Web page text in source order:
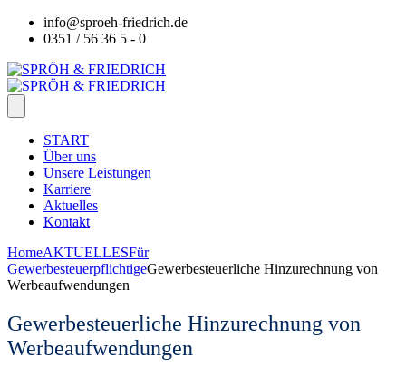
info@sproeh-friedrich.de
0351 / 56 36 5 - 0
START
Über uns
Unsere Leistungen
Karriere
Aktuelles
Kontakt
HomeAKTUELLESFür
GewerbesteuerpflichtigeGewerbesteuerliche Hinzurechnung von
Werbeaufwendungen
Gewerbesteuerliche Hinzurechnung von
Werbeaufwendungen